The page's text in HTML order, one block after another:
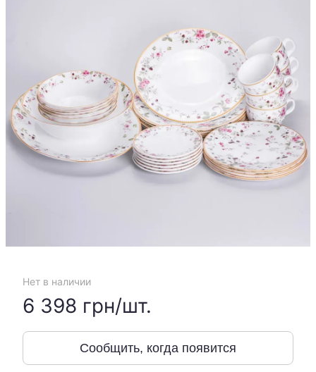
Нет в наличии
6 398 грн/шт.
Сообщить, когда появится